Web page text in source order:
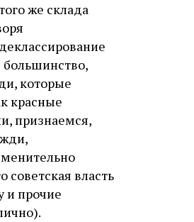
же склада
большинство,
которые
красные
признаемся,
власть
и прочие